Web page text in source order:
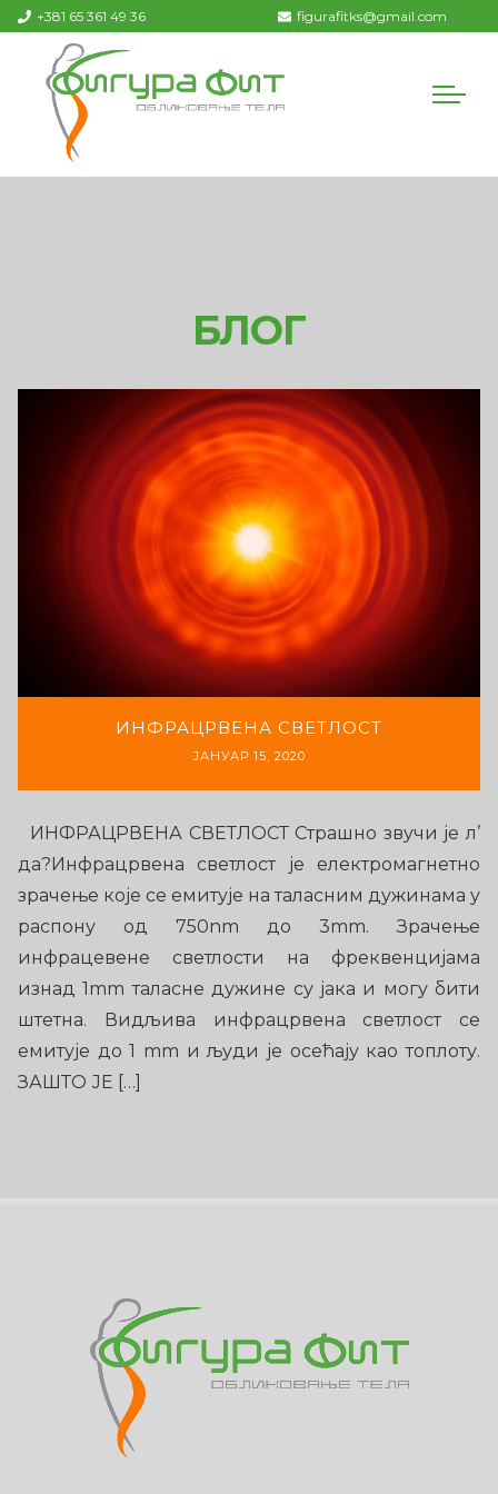
+381 65 361 49 36 figurafitks@gmail.com
БЛОГ
ИНФРАЦРВЕНА СВЕТЛОСТ
ЈАНУАР 15, 2020
ИНФРАЦРВЕНА СВЕТЛОСТ Страшно звучи је л’
да?Инфрацрвена светлост је електромагнетно
зрачење које се емитује на таласним дужинама у
распону од 750nm до 3mm. Зрачење
инфрацевене светлости на фреквенцијама
изнад 1mm таласне дужине су јака и могу бити
штетна. Видљива инфрацрвена светлост се
емитује до 1 mm и људи је осећају као топлоту.
ЗАШТО ЈЕ […]